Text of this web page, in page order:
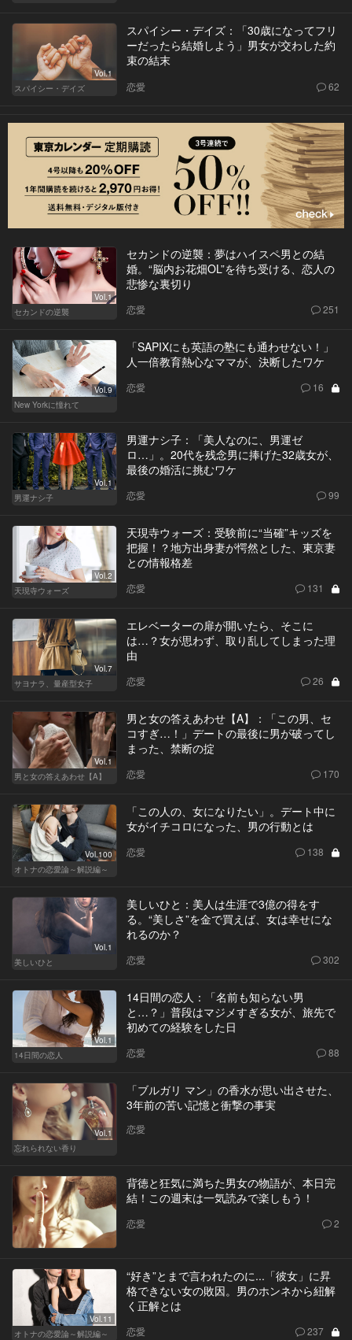
Vol.1
スパイシー・デイズ
スパイシー・デイズ：「30歳になってフリ
ーだったら結婚しよう」男女が交わした約
束の結末
恋愛 62
Vol.1
セカンドの逆襲
セカンドの逆襲：夢はハイスペ男との結
婚。“脳内お花畑OL”を待ち受ける、恋人の
悲惨な裏切り
恋愛 251
Vol.9
New Yorkに憧れて
「SAPIXにも英語の塾にも通わせない！」
人一倍教育熱心なママが、決断したワケ
恋愛 16
Vol.1
男運ナシ子
男運ナシ子：「美人なのに、男運ゼ
ロ…」。20代を残念男に捧げた32歳女が、
最後の婚活に挑むワケ
恋愛 99
Vol.2
天現寺ウォーズ
天現寺ウォーズ：受験前に“当確”キッズを
把握！？地方出身妻が愕然とした、東京妻
との情報格差
恋愛 131
Vol.7
サヨナラ、量産型女子
エレベーターの扉が開いたら、そこに
は…？女が思わず、取り乱してしまった理
由
恋愛 26
Vol.1
男と女の答えあわせ【A】
男と女の答えあわせ【A】：「この男、セ
コすぎ…！」デートの最後に男が破ってし
まった、禁断の掟
恋愛 170
Vol.100
オトナの恋愛論～解説編～
「この人の、女になりたい」。デート中に
女がイチコロになった、男の行動とは
恋愛 138
Vol.1
美しいひと
美しいひと：美人は生涯で3億の得をす
る。“美しさ”を金で買えば、女は幸せにな
れるのか？
恋愛 302
Vol.1
14日間の恋人
14日間の恋人：「名前も知らない男
と…？」普段はマジメすぎる女が、旅先で
初めての経験をした日
恋愛 88
Vol.1
忘れられない香り
「ブルガリ マン」の香水が思い出させた、
3年前の苦い記憶と衝撃の事実
恋愛
背徳と狂気に満ちた男女の物語が、本日完
結！この週末は一気読みで楽しもう！
恋愛 2
Vol.11
オトナの恋愛論～解説編～
“好き”とまで言われたのに...「彼女」に昇
格できない女の敗因。男のホンネから紐解
く正解とは
恋愛 237